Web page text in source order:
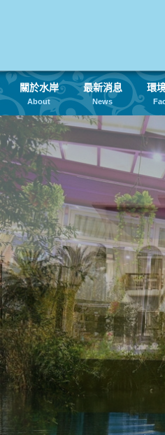
關於水岸
About
最新消息
News
環